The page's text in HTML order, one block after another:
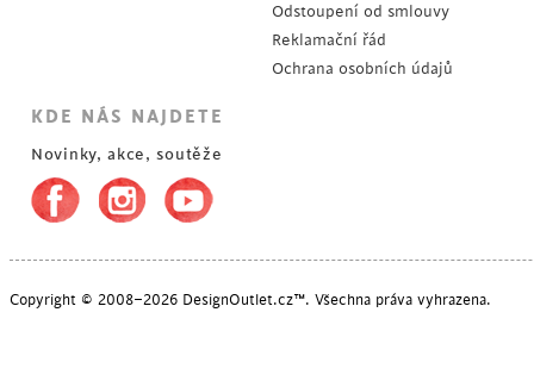
Odstoupení od smlouvy
Reklamační řád
Ochrana osobních údajů
KDE NÁS NAJDETE
Novinky, akce, soutěže
Copyright © 2008–2026 DesignOutlet.cz™. Všechna práva vyhrazena.